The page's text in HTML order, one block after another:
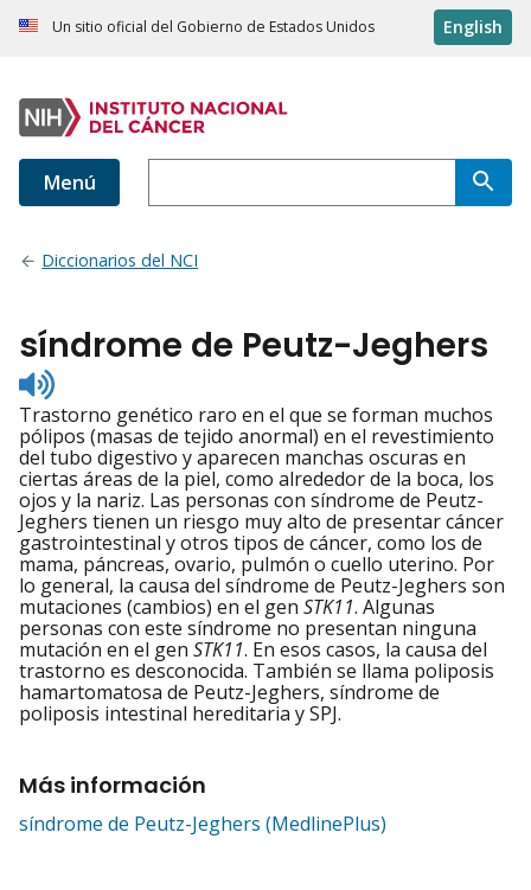
Un sitio oficial del Gobierno de Estados Unidos English
Menú
Diccionarios del NCI
síndrome de Peutz-Jeghers
Listen
to
pronunciation
Trastorno genético raro en el que se forman muchos
pólipos (masas de tejido anormal) en el revestimiento
del tubo digestivo y aparecen manchas oscuras en
ciertas áreas de la piel, como alrededor de la boca, los
ojos y la nariz. Las personas con síndrome de Peutz-
Jeghers tienen un riesgo muy alto de presentar cáncer
gastrointestinal y otros tipos de cáncer, como los de
mama, páncreas, ovario, pulmón o cuello uterino. Por
lo general, la causa del síndrome de Peutz-Jeghers son
mutaciones (cambios) en el gen STK11. Algunas
personas con este síndrome no presentan ninguna
mutación en el gen STK11. En esos casos, la causa del
trastorno es desconocida. También se llama poliposis
hamartomatosa de Peutz-Jeghers, síndrome de
poliposis intestinal hereditaria y SPJ.
Más información
síndrome de Peutz-Jeghers (MedlinePlus)